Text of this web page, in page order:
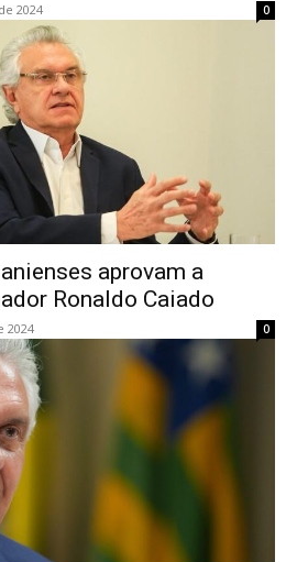
2024 0
aprovam a
Ronaldo Caiado
2024 0